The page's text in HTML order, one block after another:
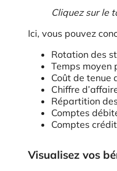
Cliquez sur le
Ici, vous pouvez
Rotation des
Temps moyen
Coût de tenue
Chiffre
Répartition
Comptes
Comptes
Visualisez vos